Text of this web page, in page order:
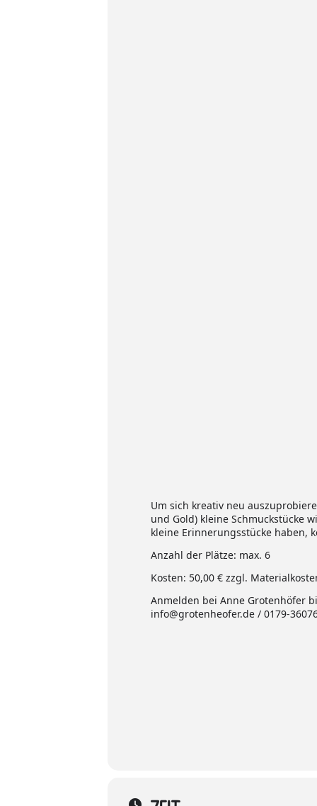
Um sich kreativ neu
und Gold) kleine Schmuckstücke
kleine Erinnerungsstücke haben,
Anzahl der Plätze: max. 6
Kosten: 50,00 € zzgl.
Anmelden bei Anne Grotenhöfer
info@grotenheofer.de / 0179-